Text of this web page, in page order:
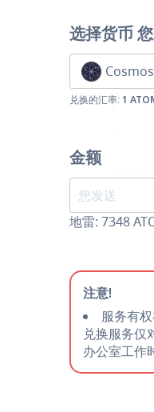
选择货币
兑换的汇率: 1
金额
地雷: 7348
注意!
服务有
兑换服务仅
办公室工作